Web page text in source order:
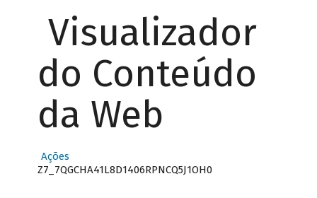
Visualizador
do Conteúdo
da Web
Ações
Z7_7QGCHA41L8D1406RPNCQ5J1OH0